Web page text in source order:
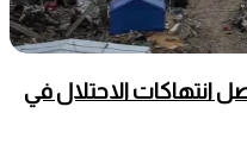
انتهاكات الاحتلال في